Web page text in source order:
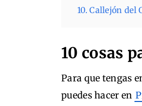
10. Callejón del
10 cosas
Para que tengas
puedes hacer en